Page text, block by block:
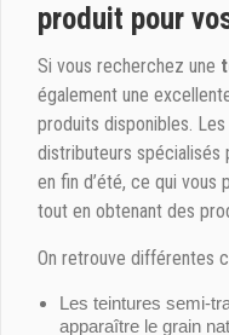
produit pour
Si vous recherchez une
également une
produits disponibles.
distributeurs spécialisés
en fin d’été, ce qui
tout en obtenant des
On retrouve différentes
Les teintures semi-
apparaître le grain